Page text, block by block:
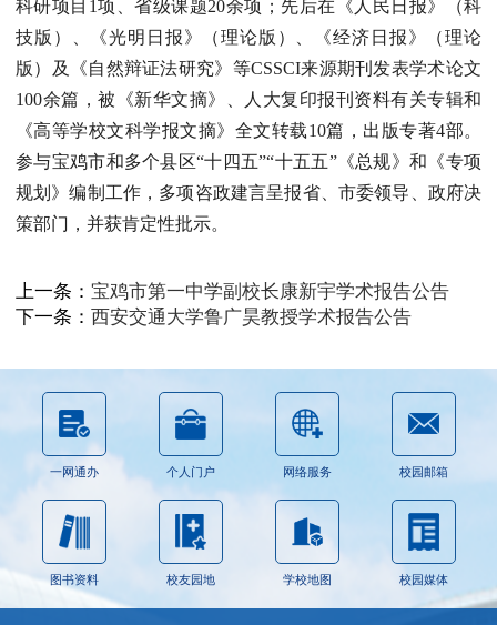
科研项目1项、省级课题20余项；先后在《人民日报》（科
技版）、《光明日报》（理论版）、《经济日报》（理论
版）及《自然辩证法研究》等CSSCI来源期刊发表学术论文
100余篇，被《新华文摘》、人大复印报刊资料有关专辑和
《高等学校文科学报文摘》全文转载10篇，出版专著4部。
参与宝鸡市和多个县区“十四五”“十五五”《总规》和《专项
规划》编制工作，多项咨政建言呈报省、市委领导、政府决
策部门，并获肯定性批示。
上一条： 宝鸡市第一中学副校长康新宇学术报告公告
下一条： 西安交通大学鲁广昊教授学术报告公告
一网通办 个人门户 网络服务 校园邮箱
图书资料 校友园地 学校地图 校园媒体